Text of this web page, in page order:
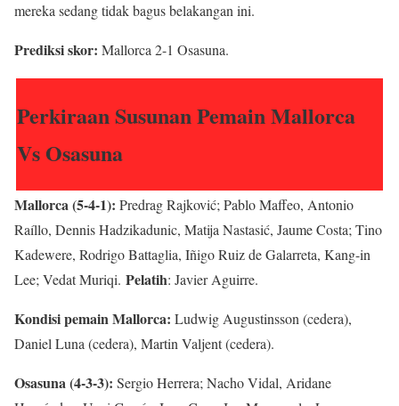
mereka sedang tidak bagus belakangan ini.
Prediksi skor: Mallorca 2-1 Osasuna.
Perkiraan Susunan Pemain Mallorca
Vs Osasuna
Mallorca (5-4-1): Predrag Rajković; Pablo Maffeo, Antonio
Raíllo, Dennis Hadzikadunic, Matija Nastasić, Jaume Costa; Tino
Kadewere, Rodrigo Battaglia, Iñigo Ruiz de Galarreta, Kang-in
Lee; Vedat Muriqi. Pelatih: Javier Aguirre.
Kondisi pemain Mallorca: Ludwig Augustinsson (cedera),
Daniel Luna (cedera), Martin Valjent (cedera).
Osasuna (4-3-3): Sergio Herrera; Nacho Vidal, Aridane